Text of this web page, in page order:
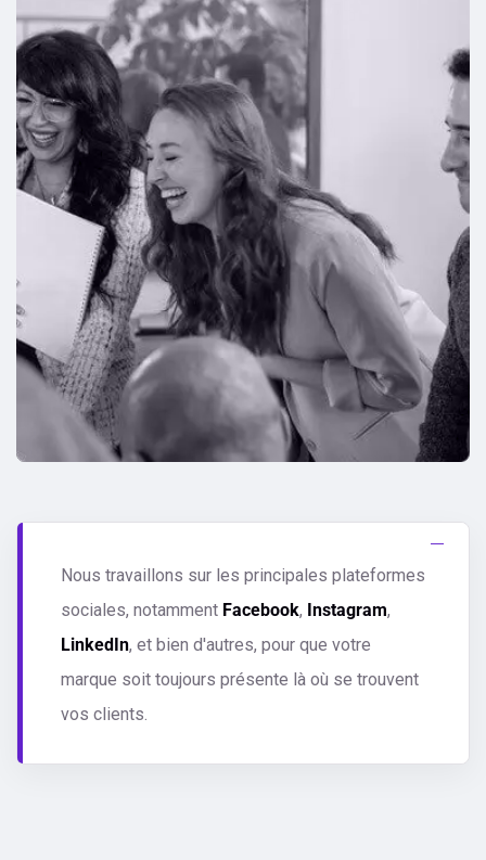
Nous travaillons sur les principales plateformes
sociales, notamment Facebook, Instagram,
LinkedIn, et bien d'autres, pour que votre
marque soit toujours présente là où se trouvent
vos clients.